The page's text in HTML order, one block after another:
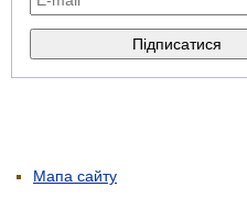
Мапа сайту